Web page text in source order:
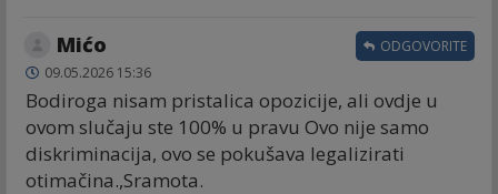
Mićo
09.05.2026 15:36
Bodiroga nisam pristalica opozicije, ali ovdje u
ovom slučaju ste 100% u pravu Ovo nije samo
diskriminacija, ovo se pokušava legalizirati
otimačina.,Sramota.
ODGOVORITE